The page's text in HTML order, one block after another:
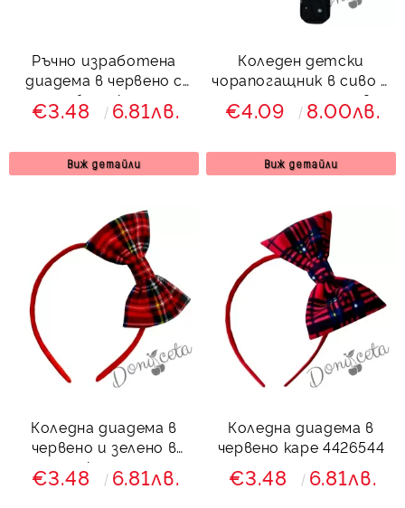
Ръчно изработена
диадема в червено с
беличко
€3.48 6.81лв.
Виж детайли
Коледен детски
чорапогащник в сиво и
тъмносиньо с пингвин
€4.09 8.00лв.
Виж детайли
Коледна диадема в
червено и зелено в
каре
€3.48 6.81лв.
Коледна диадема в
червено каре 4426544
€3.48 6.81лв.